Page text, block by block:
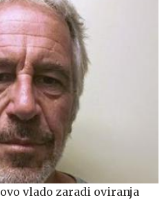
vlado zaradi oviranja